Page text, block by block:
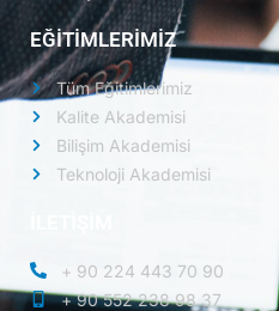
EĞİTİMLERİMİZ
Tüm Eğitimlerimiz
Kalite Akademisi
Bilişim Akademisi
Teknoloji Akademisi
+ 90 224 443 70 90
+ 90 552 238 98 37